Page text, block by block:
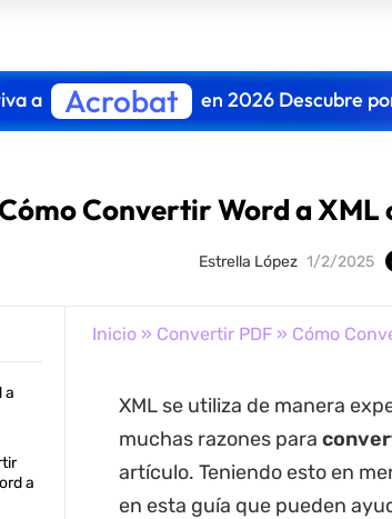
a Acrobat en 2026 Descubre
Convertir Word a XML
Estrella López 1/2/2025
a
a
Inicio» Convertir PDF» Cómo
XML se utiliza de manera
muchas razones para
artículo. Teniendo esto en
en esta guía que pueden